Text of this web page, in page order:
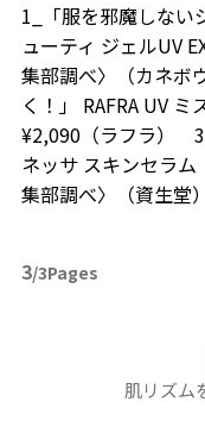
1_「服を邪魔しない
ューティ ジェルUV
集部調べ〉（カネ
く！」 RAFRA UV
¥2,090（ラフラ）
ネッサ スキンセラ
集部調べ〉（資生堂）
3/3Pages
肌リズム